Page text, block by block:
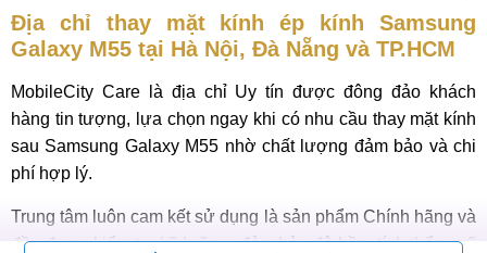
Địa chỉ thay mặt kính ép kính Samsung
Galaxy M55 tại Hà Nội, Đà Nẵng và TP.HCM
MobileCity Care là địa chỉ Uy tín được đông đảo khách
hàng tin tượng, lựa chọn ngay khi có nhu cầu thay mặt kính
sau Samsung Galaxy M55 nhờ chất lượng đảm bảo và chi
phí hợp lý.
Trung tâm luôn cam kết sử dụng là sản phẩm Chính hãng và
đều được kiểm tra kỹ lưỡng, đảm bảo độ bền, tính thẩm mỹ